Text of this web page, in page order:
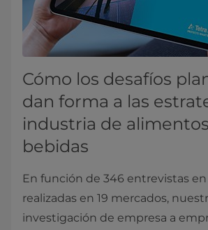
Cómo los desafíos
dan forma a las
industria de
bebidas
En función de 346 entrevistas
realizadas en 19 mercados,
investigación de empresa a